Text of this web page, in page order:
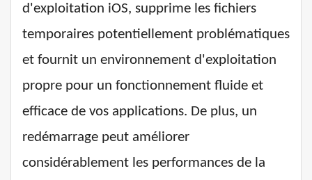
d'exploitation iOS, supprime les fichiers
temporaires potentiellement problématiques
et fournit un environnement d'exploitation
propre pour un fonctionnement fluide et
efficace de vos applications. De plus, un
redémarrage peut améliorer
considérablement les performances de la